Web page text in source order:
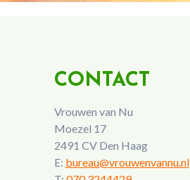
CONTACT
Vrouwen van Nu
Moezel 17
2491 CV Den Haag
E: bureau@vrouwenvannu.nl